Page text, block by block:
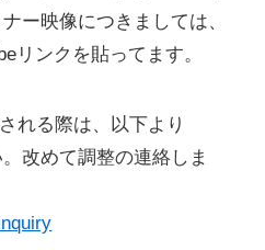
ー映像につきましては、
リンクを貼ってます。
れる際は、以下より
改めて調整の連絡しま